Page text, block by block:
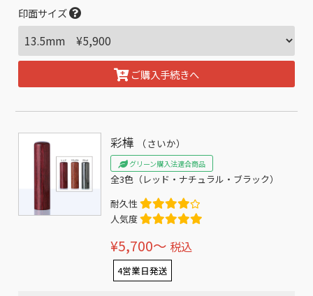
印面サイズ
ご購入手続きへ
彩樺 （さいか）
グリーン購入法適合商品
全3色（レッド・ナチュラル・ブラック）
耐久性
人気度
¥5,700〜 税込
4営業日発送